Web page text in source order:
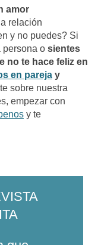
amor
relación
y no puedes? Si
persona o sientes
no te hace feliz en
en pareja y
sobre nuestra
empezar con
y te